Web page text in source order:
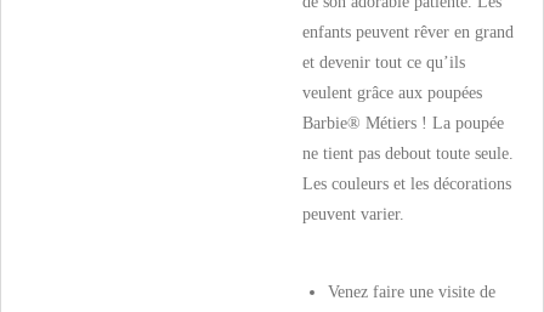
enfants peuvent rêver en grand
et devenir tout ce qu’ils
veulent grâce aux poupées
Barbie® Métiers ! La poupée
ne tient pas debout toute seule.
Les couleurs et les décorations
peuvent varier.
Venez faire une visite de